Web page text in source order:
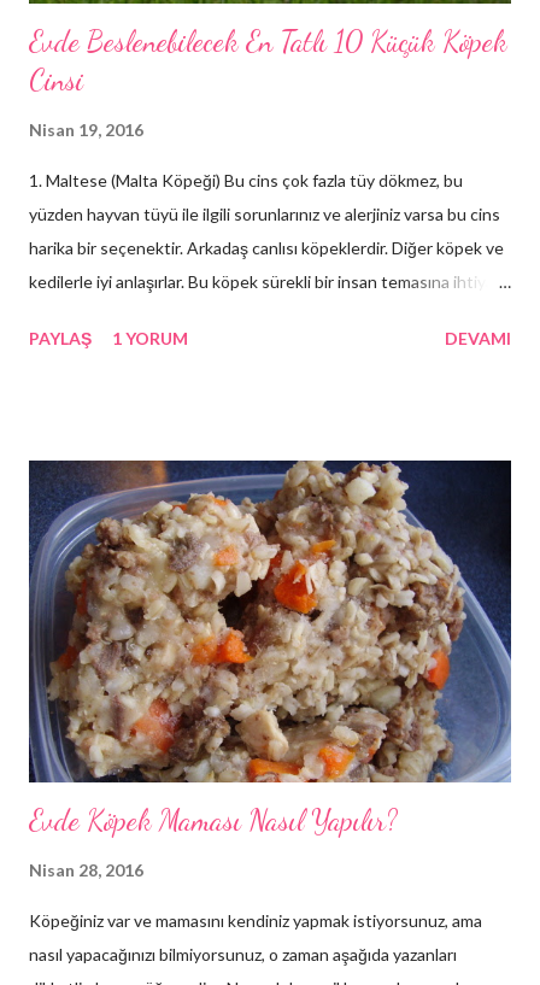
Evde Beslenebilecek En Tatlı 10 Küçük Köpek
Cinsi
Nisan 19, 2016
1. Maltese (Malta Köpeği) Bu cins çok fazla tüy dökmez, bu
yüzden hayvan tüyü ile ilgili sorunlarınız ve alerjiniz varsa bu cins
harika bir seçenektir. Arkadaş canlısı köpeklerdir. Diğer köpek ve
kedilerle iyi anlaşırlar. Bu köpek sürekli bir insan temasına ihtiyaç
bir seçim değildir. Bir Maltese’ i harika şeklini korumak için düzenli
bozukluklarına sebebiyet verebilir.
PAYLAŞ 1 YORUM DEVAMI
Evde Köpek Maması Nasıl Yapılır?
Nisan 28, 2016
Köpeğiniz var ve mamasını kendiniz yapmak istiyorsunuz, ama
nasıl yapacağınızı bilmiyorsunuz, o zaman aşağıda yazanları